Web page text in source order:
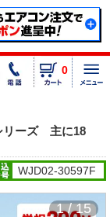
0
ーズ 主に18
WJD02-30597F
1 / 15